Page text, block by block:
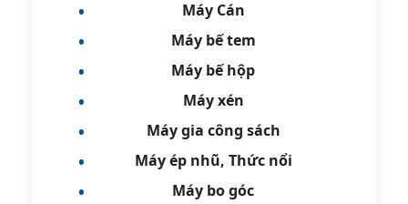
Máy Cán
Máy bế tem
Máy bế hộp
Máy xén
Máy gia công sách
Máy ép nhũ, Thức nổi
Máy bo góc